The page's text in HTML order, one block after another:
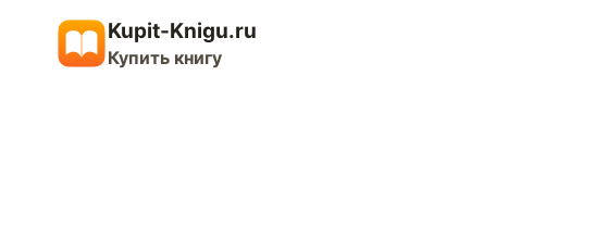
содержимому
Kupit-Knigu.ru
Купить книгу